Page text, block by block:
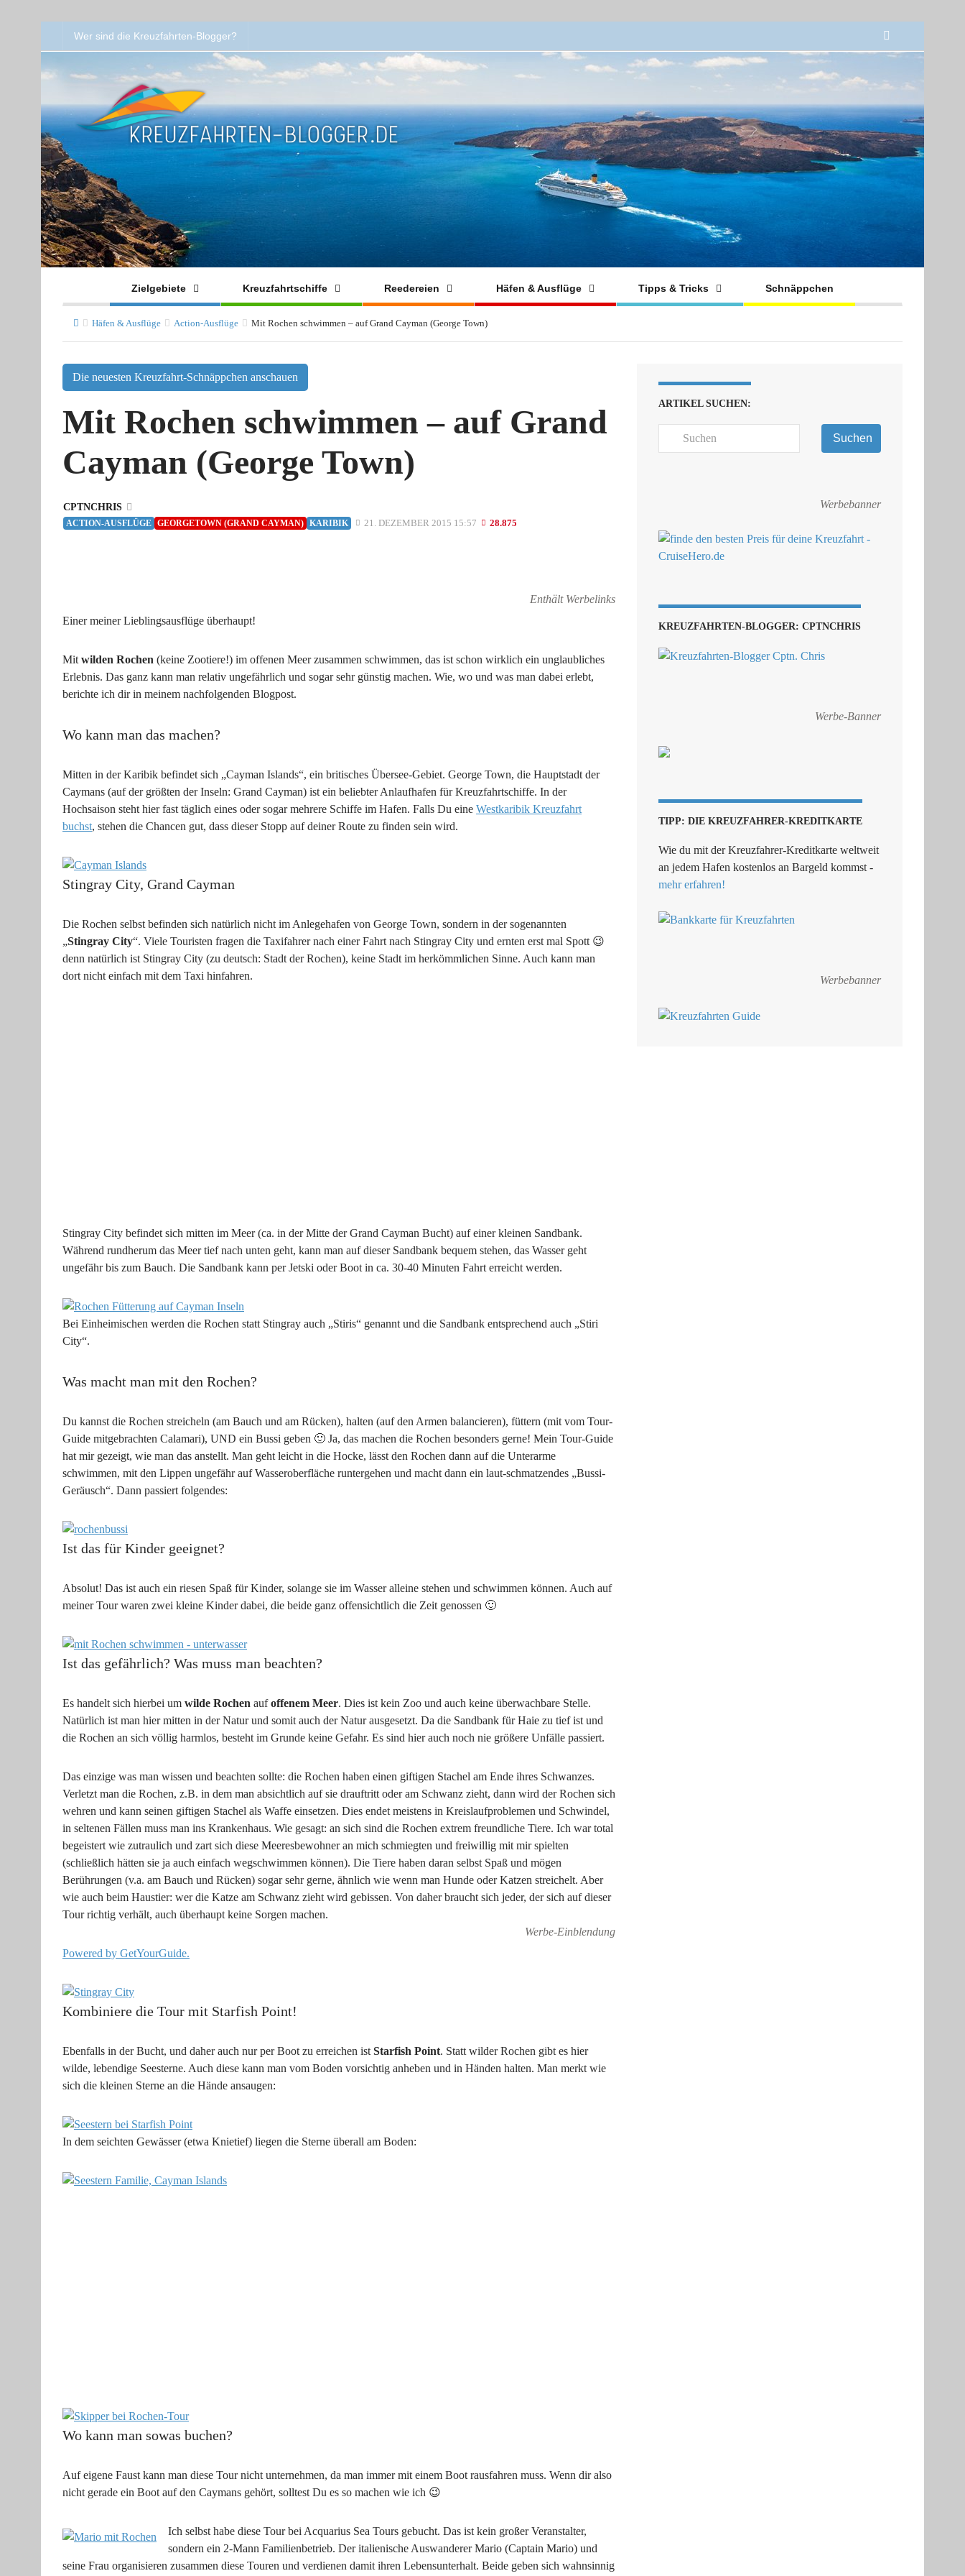
Wer sind die Kreuzfahrten-Blogger?
Zielgebiete Kreuzfahrtschiffe Reedereien Häfen & Ausflüge Tipps & Tricks Schnäppchen
Häfen & Ausflüge Action-Ausflüge Mit Rochen schwimmen – auf Grand Cayman (George Town)
Die neuesten Kreuzfahrt-Schnäppchen anschauen
Mit Rochen schwimmen – auf Grand
Cayman (George Town)
CPTNCHRIS
ACTION-AUSFLÜGE GEORGETOWN (GRAND CAYMAN) KARIBIK 21. DEZEMBER 2015 15:57 28.875
Enthält Werbelinks
Einer meiner Lieblingsausflüge überhaupt!
Mit wilden Rochen (keine Zootiere!) im offenen Meer zusammen schwimmen, das ist schon wirklich ein unglaubliches
Erlebnis. Das ganz kann man relativ ungefährlich und sogar sehr günstig machen. Wie, wo und was man dabei erlebt,
berichte ich dir in meinem nachfolgenden Blogpost.
Wo kann man das machen?
Mitten in der Karibik befindet sich „Cayman Islands“, ein britisches Übersee-Gebiet. George Town, die Hauptstadt der
Caymans (auf der größten der Inseln: Grand Cayman) ist ein beliebter Anlaufhafen für Kreuzfahrtschiffe. In der
Hochsaison steht hier fast täglich eines oder sogar mehrere Schiffe im Hafen. Falls Du eine Westkaribik Kreuzfahrt
buchst, stehen die Chancen gut, dass dieser Stopp auf deiner Route zu finden sein wird.
Stingray City, Grand Cayman
Die Rochen selbst befinden sich natürlich nicht im Anlegehafen von George Town, sondern in der sogenannten
„Stingray City“. Viele Touristen fragen die Taxifahrer nach einer Fahrt nach Stingray City und ernten erst mal Spott 😉
denn natürlich ist Stingray City (zu deutsch: Stadt der Rochen), keine Stadt im herkömmlichen Sinne. Auch kann man
dort nicht einfach mit dem Taxi hinfahren.
Stingray City befindet sich mitten im Meer (ca. in der Mitte der Grand Cayman Bucht) auf einer kleinen Sandbank.
Während rundherum das Meer tief nach unten geht, kann man auf dieser Sandbank bequem stehen, das Wasser geht
ungefähr bis zum Bauch. Die Sandbank kann per Jetski oder Boot in ca. 30-40 Minuten Fahrt erreicht werden.
Bei Einheimischen werden die Rochen statt Stingray auch „Stiris“ genannt und die Sandbank entsprechend auch „Stiri
City“.
Was macht man mit den Rochen?
Du kannst die Rochen streicheln (am Bauch und am Rücken), halten (auf den Armen balancieren), füttern (mit vom Tour-
Guide mitgebrachten Calamari), UND ein Bussi geben 🙂 Ja, das machen die Rochen besonders gerne! Mein Tour-Guide
hat mir gezeigt, wie man das anstellt. Man geht leicht in die Hocke, lässt den Rochen dann auf die Unterarme
schwimmen, mit den Lippen ungefähr auf Wasseroberfläche runtergehen und macht dann ein laut-schmatzendes „Bussi-
Geräusch“. Dann passiert folgendes:
Ist das für Kinder geeignet?
Absolut! Das ist auch ein riesen Spaß für Kinder, solange sie im Wasser alleine stehen und schwimmen können. Auch auf
meiner Tour waren zwei kleine Kinder dabei, die beide ganz offensichtlich die Zeit genossen 🙂
Ist das gefährlich? Was muss man beachten?
Es handelt sich hierbei um wilde Rochen aufoffenem Meer. Dies ist kein Zoo und auch keine überwachbare Stelle.
Natürlich ist man hier mitten in der Natur und somit auch der Natur ausgesetzt. Da die Sandbank für Haie zu tief ist und
die Rochen an sich völlig harmlos, besteht im Grunde keine Gefahr. Es sind hier auch noch nie größere Unfälle passiert.
Das einzige was man wissen und beachten sollte: die Rochen haben einen giftigen Stachel am Ende ihres Schwanzes.
Verletzt man die Rochen, z.B. in dem man absichtlich auf sie drauftritt oder am Schwanz zieht, dann wird der Rochen sich
wehren und kann seinen giftigen Stachel als Waffe einsetzen. Dies endet meistens in Kreislaufproblemen und Schwindel,
in seltenen Fällen muss man ins Krankenhaus. Wie gesagt: an sich sind die Rochen extrem freundliche Tiere. Ich war total
begeistert wie zutraulich und zart sich diese Meeresbewohner an mich schmiegten und freiwillig mit mir spielten
(schließlich hätten sie ja auch einfach wegschwimmen können). Die Tiere haben daran selbst Spaß und mögen
Berührungen (v.a. am Bauch und Rücken) sogar sehr gerne, ähnlich wie wenn man Hunde oder Katzen streichelt. Aber
wie auch beim Haustier: wer die Katze am Schwanz zieht wird gebissen. Von daher braucht sich jeder, der sich auf dieser
Tour richtig verhält, auch überhaupt keine Sorgen machen.
Werbe-Einblendung
Powered by GetYourGuide.
Kombiniere die Tour mit Starfish Point!
Ebenfalls in der Bucht, und daher auch nur per Boot zu erreichen ist Starfish Point. Statt wilder Rochen gibt es hier
wilde, lebendige Seesterne. Auch diese kann man vom Boden vorsichtig anheben und in Händen halten. Man merkt wie
sich die kleinen Sterne an die Hände ansaugen:
In dem seichten Gewässer (etwa Knietief) liegen die Sterne überall am Boden:
Wo kann man sowas buchen?
Auf eigene Faust kann man diese Tour nicht unternehmen, da man immer mit einem Boot rausfahren muss. Wenn dir also
nicht gerade ein Boot auf den Caymans gehört, solltest Du es so machen wie ich 😉
Ich selbst habe diese Tour bei Acquarius Sea Tours gebucht. Das ist kein großer Veranstalter,
sondern ein 2-Mann Familienbetrieb. Der italienische Auswanderer Mario (Captain Mario) und
seine Frau organisieren zusammen diese Touren und verdienen damit ihren Lebensunterhalt. Beide geben sich wahnsinnig
ARTIKEL SUCHEN:
Suchen
Werbebanner
KREUZFAHRTEN-BLOGGER: CPTNCHRIS
Werbe-Banner
TIPP: DIE KREUZFAHRER-KREDITKARTE
Wie du mit der Kreuzfahrer-Kreditkarte weltweit
an jedem Hafen kostenlos an Bargeld kommst -
mehr erfahren!
Werbebanner